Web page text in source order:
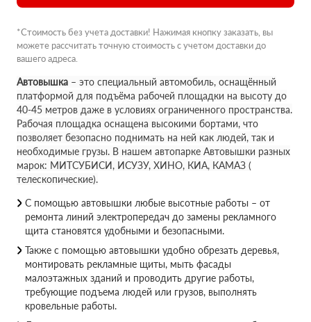
*Стоимость без учета доставки! Нажимая кнопку заказать, вы
можете рассчитать точную стоимость с учетом доставки до
вашего адреса.
Автовышка – это специальный автомобиль, оснащённый
платформой для подъёма рабочей площадки на высоту до
40-45 метров даже в условиях ограниченного пространства.
Рабочая площадка оснащена высокими бортами, что
позволяет безопасно поднимать на ней как людей, так и
необходимые грузы. В нашем автопарке Автовышки разных
марок: МИТСУБИСИ, ИСУЗУ, ХИНО, КИА, КАМАЗ (
телескопические).
С помощью автовышки любые высотные работы – от
ремонта линий электропередач до замены рекламного
щита становятся удобными и безопасными.
Также с помощью автовышки удобно обрезать деревья,
монтировать рекламные щиты, мыть фасады
малоэтажных зданий и проводить другие работы,
требующие подъема людей или грузов, выполнять
кровельные работы.